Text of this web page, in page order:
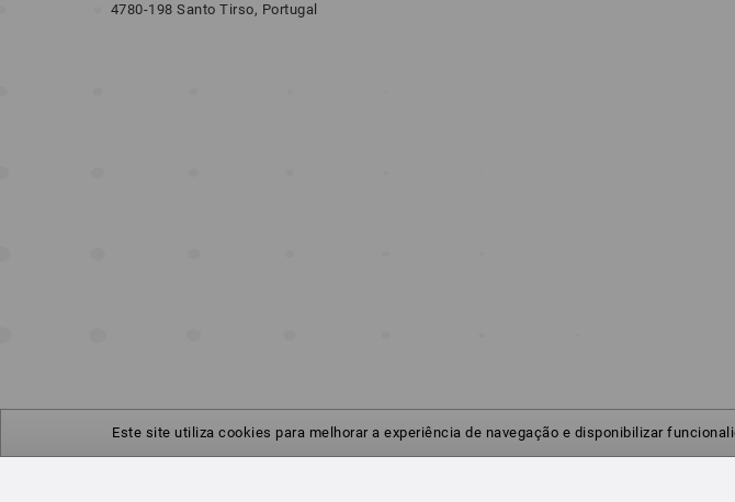
Este site utiliza cookies para melhorar a experiência de navegação e disponibilizar
4780-198 Santo Tirso, Portugal